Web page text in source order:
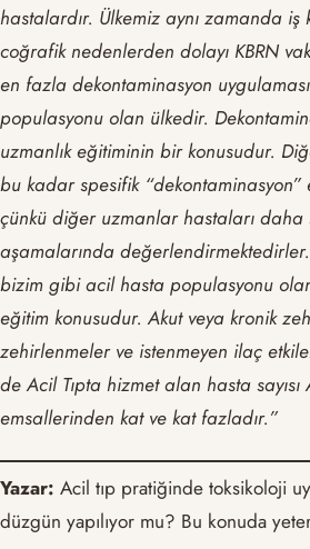
hastalardır. Ülkemiz aynı zamanda iş
coğrafik nedenlerden dolayı KBRN
en fazla dekontaminasyon
populasyonu olan ülkedir.
uzmanlık eğitiminin bir konusudur.
bu kadar spesifik
çünkü diğer uzmanlar hastaları daha
aşamalarında
bizim gibi acil hasta populasyonu
eğitim konusudur. Akut veya kronik
zehirlenmeler ve istenmeyen ilaç
de Acil Tıpta hizmet alan hasta sayısı
emsallerinden kat ve kat fazladır.”
Yazar: Acil tıp pratiğinde toksikoloji
düzgün yapılıyor mu? Bu konuda